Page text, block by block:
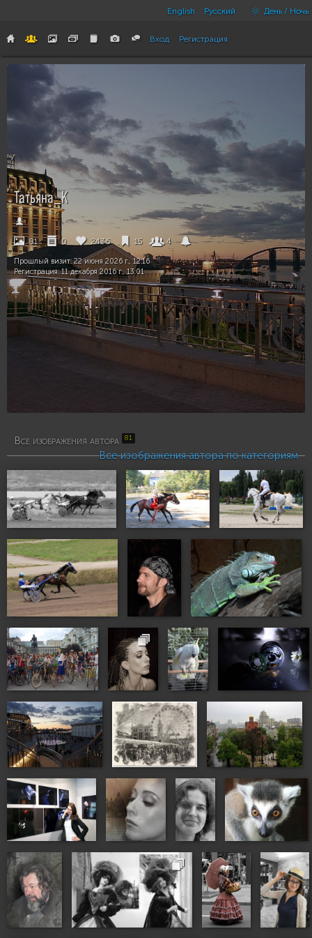
English Русский День / Ночь
Вход Регистрация
Татьяна_К
81 0 2436 15 4
Прошлый визит:22 июня 2026 г., 12:16
Регистрация:11 декабря 2016 г., 13:01
Все изображения автора 81
Все изображения автора по категориям